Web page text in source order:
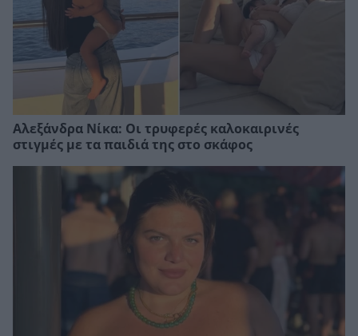
Αλεξάνδρα Νίκα: Οι τρυφερές καλοκαιρινές
στιγμές με τα παιδιά της στο σκάφος